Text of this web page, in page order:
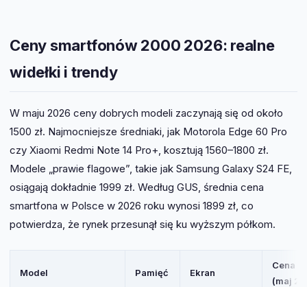
Ceny smartfonów 2000 2026: realne
widełki i trendy
W maju 2026 ceny dobrych modeli zaczynają się od około
1500 zł. Najmocniejsze średniaki, jak Motorola Edge 60 Pro
czy Xiaomi Redmi Note 14 Pro+, kosztują 1560–1800 zł.
Modele „prawie flagowe”, takie jak Samsung Galaxy S24 FE,
osiągają dokładnie 1999 zł. Według GUS, średnia cena
smartfona w Polsce w 2026 roku wynosi 1899 zł, co
potwierdza, że rynek przesunął się ku wyższym półkom.
Model Pamięć Ekran
Cena
(maj